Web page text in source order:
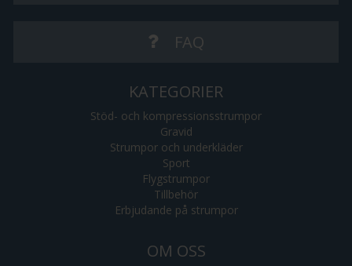
FAQ
KATEGORIER
Stöd- och kompressionsstrumpor
Gravid
Strumpor och underkläder
Sport
Flygstrumpor
Tillbehör
Erbjudande på strumpor
OM OSS